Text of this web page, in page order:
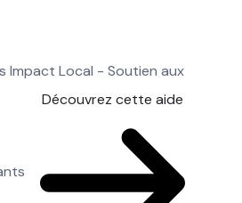
Impact Local - Soutien aux
Découvrez cette aide